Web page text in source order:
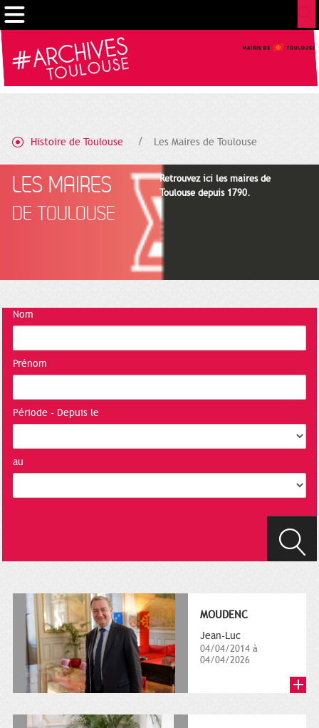
Histoire de Toulouse Les Maires de Toulouse
LES MAIRES
DE TOULOUSE
Retrouvez ici les maires de
Toulouse depuis 1790.
Nom
Prénom
Période - Depuis le
au
MOUDENC
Jean-Luc
04/04/2014 à
04/04/2026
Cookies management panel